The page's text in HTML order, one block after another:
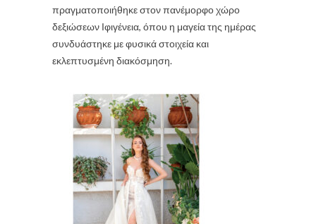
πραγματοποιήθηκε στον πανέμορφο χώρο
δεξιώσεων Ιφιγένεια, όπου η μαγεία της ημέρας
συνδυάστηκε με φυσικά στοιχεία και
εκλεπτυσμένη διακόσμηση.